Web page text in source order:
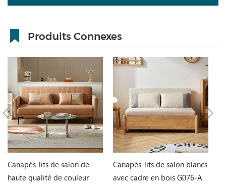
Produits Connexes
Canapés-lits de salon de
haute qualité de couleur
Canapés-lits de salon blancs
avec cadre en bois G076-A